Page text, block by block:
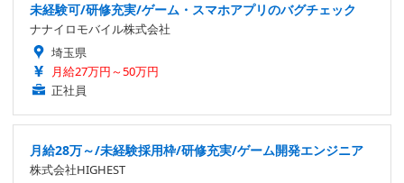
未経験可/研修充実/ゲーム・スマホアプリのバグチェック
ナナイロモバイル株式会社
埼玉県
月給27万円～50万円
正社員
月給28万～/未経験採用枠/研修充実/ゲーム開発エンジニア
株式会社HIGHEST